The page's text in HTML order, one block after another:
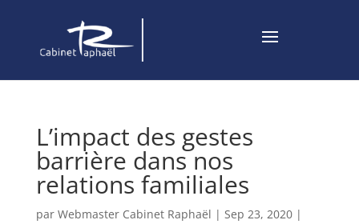
L’impact des gestes
barrière dans nos
relations familiales
par Webmaster Cabinet Raphaël | Sep 23, 2020|